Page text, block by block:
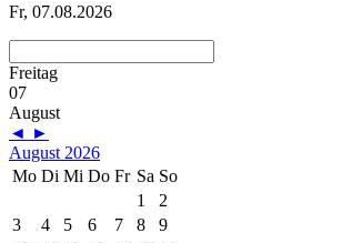
Fr, 07.08.2026
Freitag
07
August
◄ ►
August 2026
Mo Di Mi Do Fr Sa So
1
2
3
4 5 6 7 8
9